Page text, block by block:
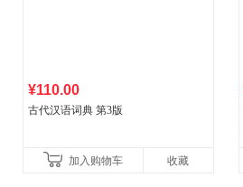
¥110.00
古代汉语词典 第3版
加入购物车 收藏